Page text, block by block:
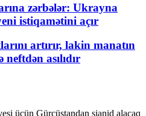
zərbələr: Ukrayna
istiqamətini açır
artırır, lakin manatın
neftdən asılıdır
üçün Gürcüstandan sianid alacaq